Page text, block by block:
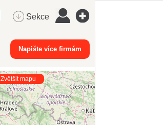
Sekce
Napište více firmám
Zvětšit mapu